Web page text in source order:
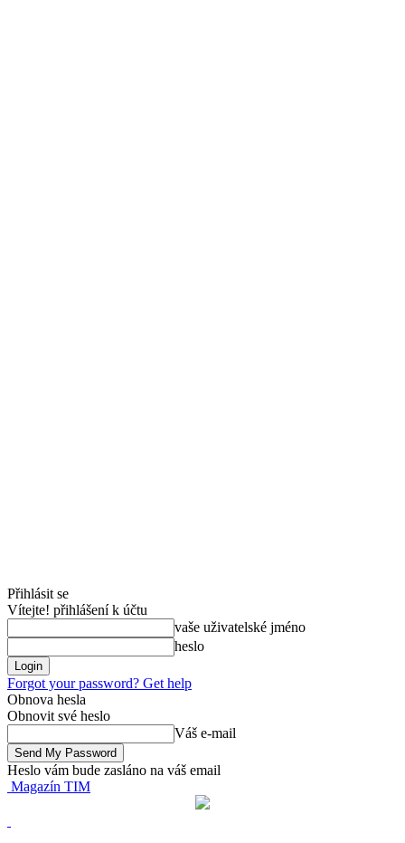
Přihlásit se
Vítejte! přihlášení k účtu
vaše uživatelské jméno
heslo
Forgot your password? Get help
Obnova hesla
Obnovit své heslo
Váš e-mail
Heslo vám bude zasláno na váš email
Magazín TIM